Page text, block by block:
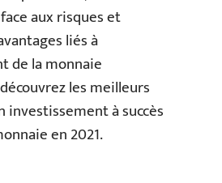
aux risques et
liés à
de la monnaie
les meilleurs
investissement à succès
en 2021.